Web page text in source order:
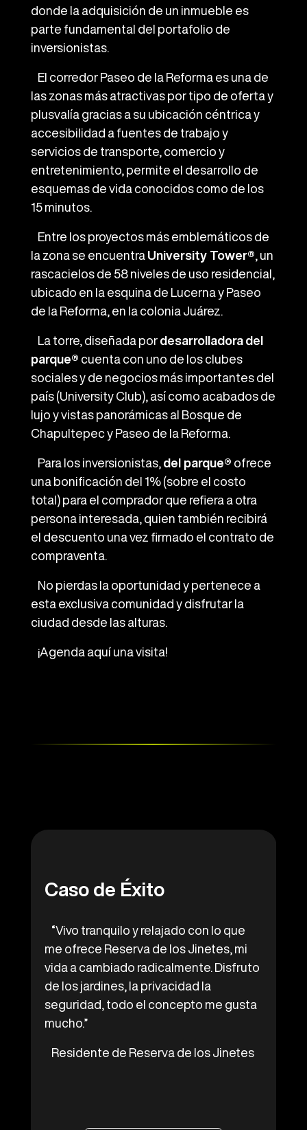
donde la adquisición de un inmueble es
parte fundamental del portafolio de
inversionistas.
El corredor Paseo de la Reforma es una de
las zonas más atractivas por tipo de oferta y
plusvalía gracias a su ubicación céntrica y
accesibilidad a fuentes de trabajo y
servicios de transporte, comercio y
entretenimiento, permite el desarrollo de
esquemas de vida conocidos como de los
15 minutos.
Entre los proyectos más emblemáticos de
la zona se encuentra University Tower® un
rascacielos de 58 niveles de uso residencial,
ubicado en la esquina de Lucerna y Paseo
de la Reforma, en la colonia Juárez.
La torre, diseñada por desarrolladora del
parque® cuenta con uno de los clubes
sociales y de negocios más importantes del
país (University Club), así como acabados de
lujo y vistas panorámicas al Bosque de
Chapultepec y Paseo de la Reforma.
Para los inversionistas, del parque® ofrece
una bonificación del 1% (sobre el costo
total) para el comprador que refiera a otra
persona interesada, quien también recibirá
el descuento una vez firmado el contrato de
compraventa.
No pierdas la oportunidad y pertenece a
esta exclusiva comunidad y disfrutar la
ciudad desde las alturas.
¡Agenda aquíuna visita!
Caso de Éxito
“Vivo tranquilo y relajado con lo que
me ofrece Reserva de los Jinetes, mi
vida a cambiado radicalmente. Disfruto
de los jardines, la privacidad la
seguridad, todo el concepto me gusta
mucho.”
Residente de Reserva de los Jinetes
Caso de éxito
“Pensando en mi futuro decidí invertir
en una segunda casa en Reserva de los
Jinetes, gano plusvalía en el precio de
la propiedad y disfruto de ella con
todas las amenidades y servicios.”
Jinetes
Caso de Éxito
“Hola, soy Antonella Rivas me encanto
el recorrido! Increible experiencia y
buena iniciativa! Gracias por la
invitación! Saludos Felicidades por el
proyecto esta increible”